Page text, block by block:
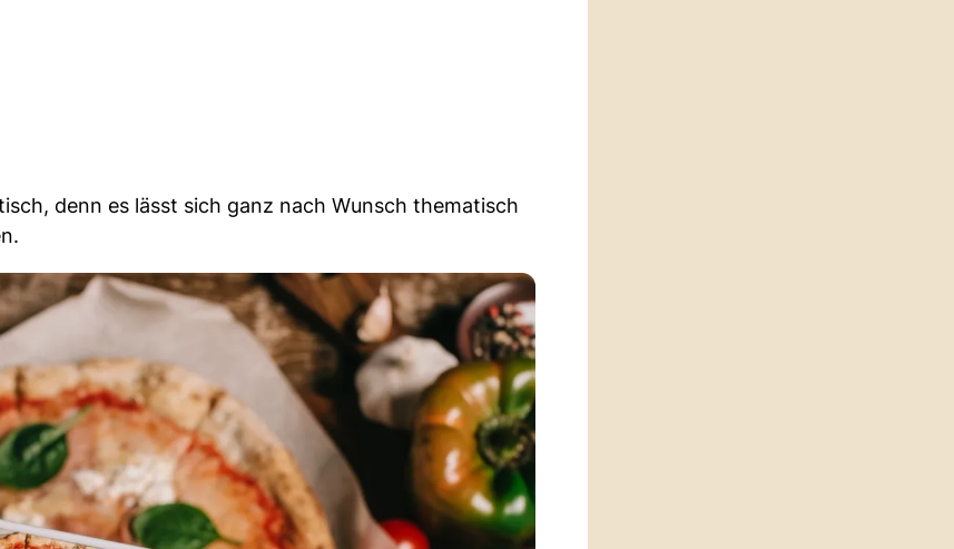
denn es lässt sich ganz nach Wunsch thematisch